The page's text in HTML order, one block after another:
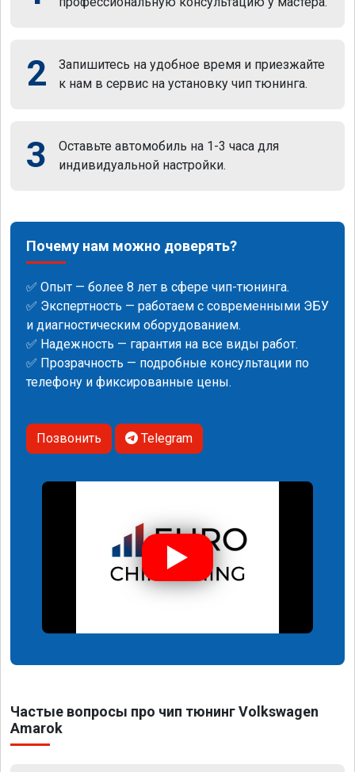
2
Запишитесь на удобное время и приезжайте
к нам в сервис на установку чип тюнинга.
3
Оставьте автомобиль на 1-3 часа для
индивидуальной настройки.
Почему нам можно доверять?
✅ Опыт — более 8 лет в сфере чип-тюнинга.
✅ Экспертность — работаем с современными ЭБУ
и диагностическим оборудованием.
✅ Надежность — гарантия на все виды работ.
✅ Прозрачность — подробные консультации по
телефону и фиксированные цены.
Позвонить Telegram
Частые вопросы про чип тюнинг Volkswagen
Amarok